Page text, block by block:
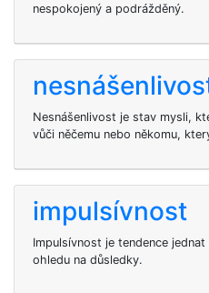
nespokojený a podrážděný.
Nesnášenlivost je stav mysli,
vůči něčemu nebo někomu,
impulsívnost
Impulsívnost je tendence
ohledu na důsledky.